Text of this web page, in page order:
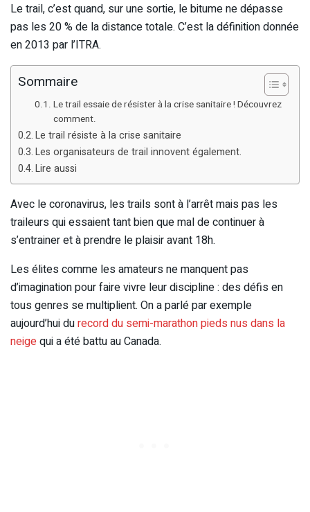
Le trail, c’est quand, sur une sortie, le bitume ne dépasse
pas les 20 % de la distance totale. C’est la définition donnée
en 2013 par l’ITRA.
Sommaire
Le trail essaie de résister à la crise sanitaire ! Découvrez
comment.
Le trail résiste à la crise sanitaire
Les organisateurs de trail innovent également.
Lire aussi
Avec le coronavirus, les trails sont à l’arrêt mais pas les
traileurs qui essaient tant bien que mal de continuer à
s’entrainer et à prendre le plaisir avant 18h.
Les élites comme les amateurs ne manquent pas
d’imagination pour faire vivre leur discipline : des défis en
tous genres se multiplient. On a parlé par exemple
aujourd’hui durecord du semi-marathon pieds nus dans la
neigequi a été battu au Canada.